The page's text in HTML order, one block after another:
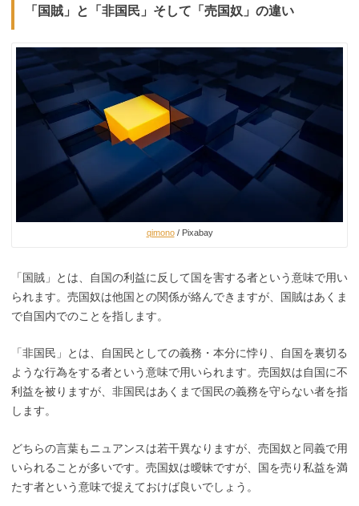
「国賊」と「非国民」そして「売国奴」の違い
qimono/ Pixabay
「国賊」とは、自国の利益に反して国を害する者という意味で用い
られます。売国奴は他国との関係が絡んできますが、国賊はあくま
で自国内でのことを指します。
「非国民」とは、自国民としての義務・本分に悖り、自国を裏切る
ような行為をする者という意味で用いられます。売国奴は自国に不
利益を被りますが、非国民はあくまで国民の義務を守らない者を指
します。
どちらの言葉もニュアンスは若干異なりますが、売国奴と同義で用
いられることが多いです。売国奴は曖昧ですが、国を売り私益を満
たす者という意味で捉えておけば良いでしょう。